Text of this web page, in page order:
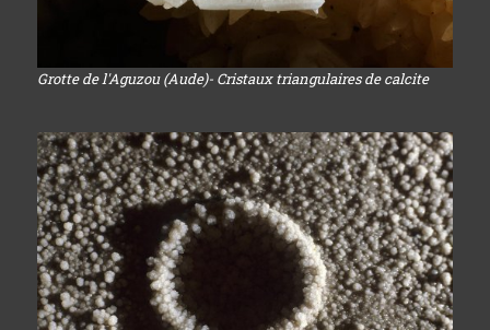
Grotte de l'Aguzou (Aude)- Cristaux triangulaires de calcite